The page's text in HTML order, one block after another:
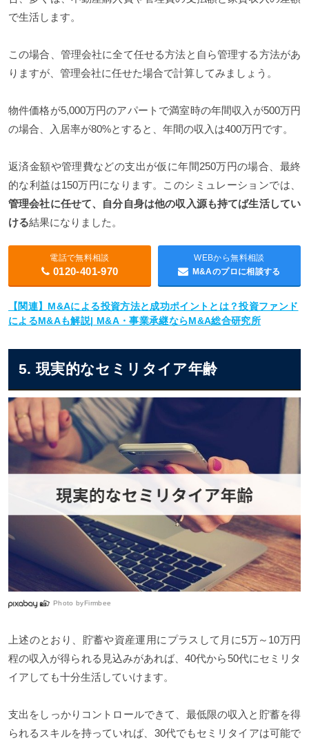
で生活します。
この場合、管理会社に全て任せる方法と自ら管理する方法があ
りますが、管理会社に任せた場合で計算してみましょう。
物件価格が5,000万円のアパートで満室時の年間収入が500万円
の場合、入居率が80%とすると、年間の収入は400万円です。
返済金額や管理費などの支出が仮に年間250万円の場合、最終
的な利益は150万円になります。このシミュレーションでは、
管理会社に任せて、自分自身は他の収入源も持てば生活してい
ける結果になりました。
電話で無料相談
0120-401-970
WEBから無料相談
M&Aのプロに相談する
【関連】M&Aによる投資方法と成功ポイントとは？投資ファンド
によるM&Aも解説| M&A・事業承継ならM&A総合研究所
5. 現実的なセミリタイア年齢
Photo byFirmbee
上述のとおり、貯蓄や資産運用にプラスして月に5万～10万円
程の収入が得られる見込みがあれば、40代から50代にセミリタ
イアしても十分生活していけます。
支出をしっかりコントロールできて、最低限の収入と貯蓄を得
られるスキルを持っていれば、30代でもセミリタイアは可能で